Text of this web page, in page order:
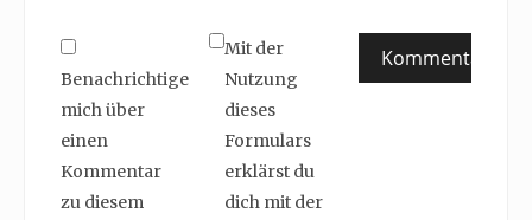
Benachrichtige
mich über
einen
Kommentar
zu diesem
Mit der
Nutzung
dieses
Formulars
erklärst du
dich mit der